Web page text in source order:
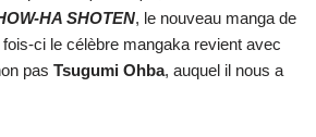
HA SHOTEN, le nouveau manga de
ci le célèbre mangaka revient avec
pas Tsugumi Ohba, auquel il nous a